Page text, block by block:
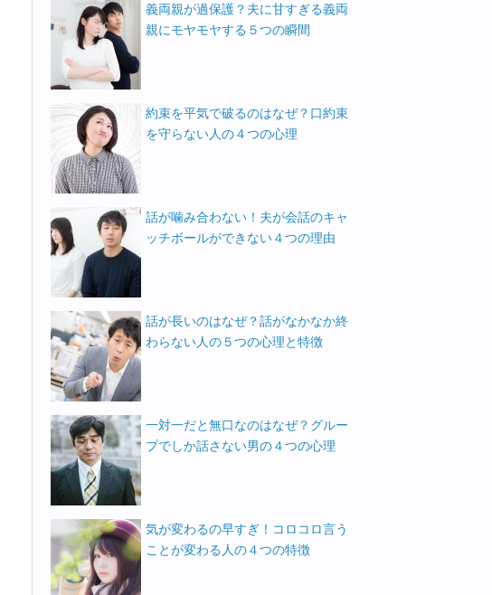
義両親が過保護？夫に甘すぎる義両
親にモヤモヤする５つの瞬間
約束を平気で破るのはなぜ？口約束
を守らない人の４つの心理
話が噛み合わない！夫が会話のキャ
ッチボールができない４つの理由
話が長いのはなぜ？話がなかなか終
わらない人の５つの心理と特徴
一対一だと無口なのはなぜ？グルー
プでしか話さない男の４つの心理
気が変わるの早すぎ！コロコロ言う
ことが変わる人の４つの特徴